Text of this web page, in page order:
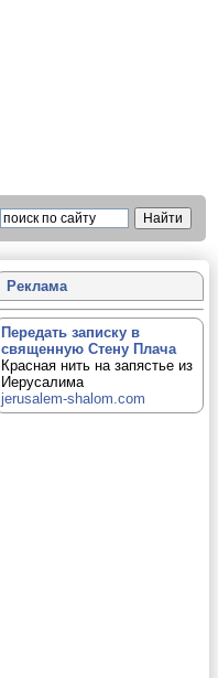
Реклама
Передать записку в
священную Стену Плача
Красная нить на запястье из
Иерусалима
jerusalem-shalom.com